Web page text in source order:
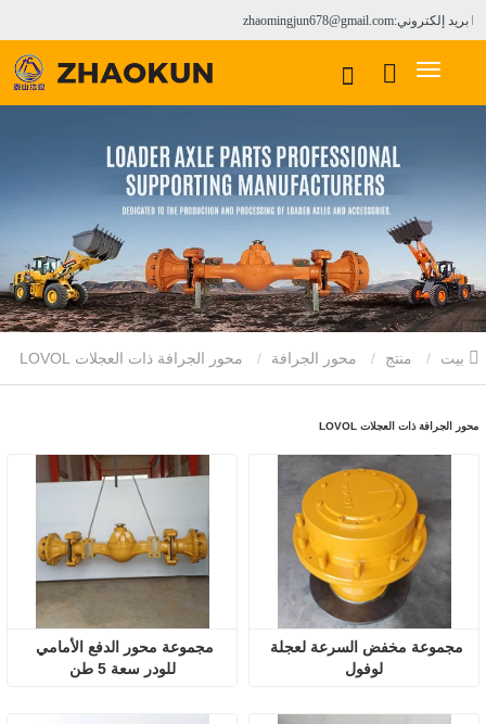
بريد إلكتروني:zhaomingjun678@gmail.com
منتج محور الجرافة
محور الجرافة ذات العجلات LOVOL
للودر سعة 5 طن
لوفول